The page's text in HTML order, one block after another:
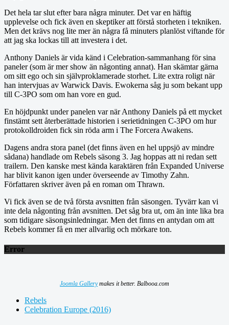
Det hela tar slut efter bara några minuter. Det var en häftig
upplevelse och fick även en skeptiker att förstå storheten i tekniken.
Men det krävs nog lite mer än några få minuters planlöst viftande för
att jag ska lockas till att investera i det.
Anthony Daniels är vida känd i Celebration-sammanhang för sina
paneler (som är mer show än någonting annat). Han skämtar gärna
om sitt ego och sin självproklamerade storhet. Lite extra roligt när
han intervjuas av Warwick Davis. Ewokerna såg ju som bekant upp
till C-3PO som om han vore en gud.
En höjdpunkt under panelen var när Anthony Daniels på ett mycket
finstämt sett återberättade historien i serietidningen C-3PO om hur
protokolldroiden fick sin röda arm i The Forcera Awakens.
Dagens andra stora panel (det finns även en hel uppsjö av mindre
sådana) handlade om Rebels säsong 3. Jag hoppas att ni redan sett
trailern. Den kanske mest kända karaktären från Expanded Universe
har blivit kanon igen under överseende av Timothy Zahn.
Författaren skriver även på en roman om Thrawn.
Vi fick även se de två första avsnitten från säsongen. Tyvärr kan vi
inte dela någonting från avsnitten. Det såg bra ut, om än inte lika bra
som tidigare säsongsinledningar. Men det finns en antydan om att
Rebels kommer få en mer allvarlig och mörkare ton.
Error
Joomla Gallerymakes it better. Balbooa.com
Rebels
Celebration Europe (2016)